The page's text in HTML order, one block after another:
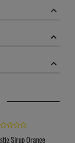
Sirup Orange